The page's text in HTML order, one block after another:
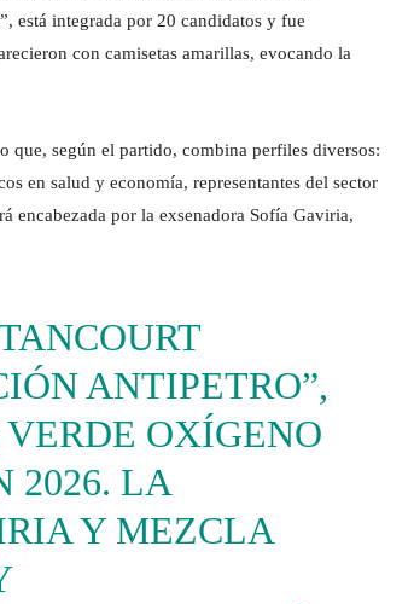
está integrada por 20 candidatos y fue
con camisetas amarillas, evocando la
que, según el partido, combina perfiles diversos:
en salud y economía, representantes del sector
encabezada por la exsenadora Sofía Gaviria,
ANTIPETRO”,
OXÍGENO
2026. LA
Y MEZCLA